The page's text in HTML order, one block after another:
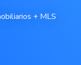
+ MLS